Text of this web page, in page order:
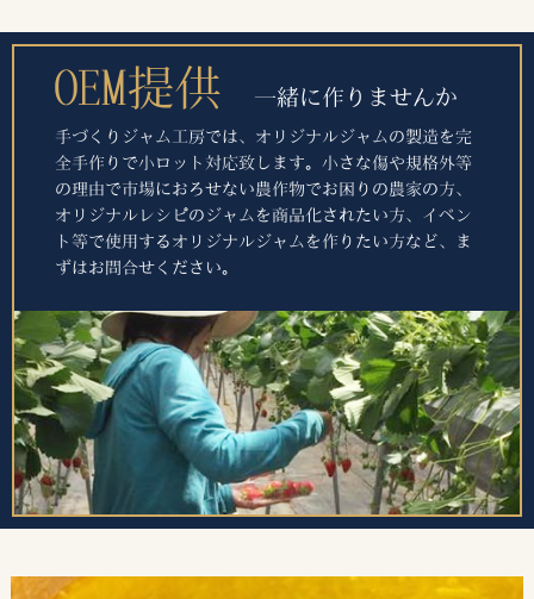
OEM提供 一緒に作りませんか
手づくりジャム工房では、オリジナルジャムの製造を完
全手作りで小ロット対応致します。小さな傷や規格外等
の理由で市場におろせない農作物でお困りの農家の方、
オリジナルレシピのジャムを商品化されたい方、イベン
ト等で使用するオリジナルジャムを作りたい方など、ま
ずはお問合せください。